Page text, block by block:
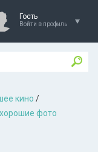
Гость
Войти в профиль
кино /
хорошие фото